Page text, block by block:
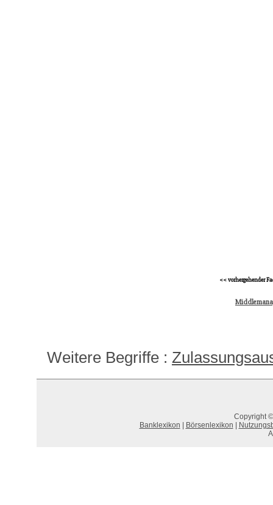
<< vorhergehender
Weitere Begriffe :
Copyright
Banklexikon
Börsenlexikon